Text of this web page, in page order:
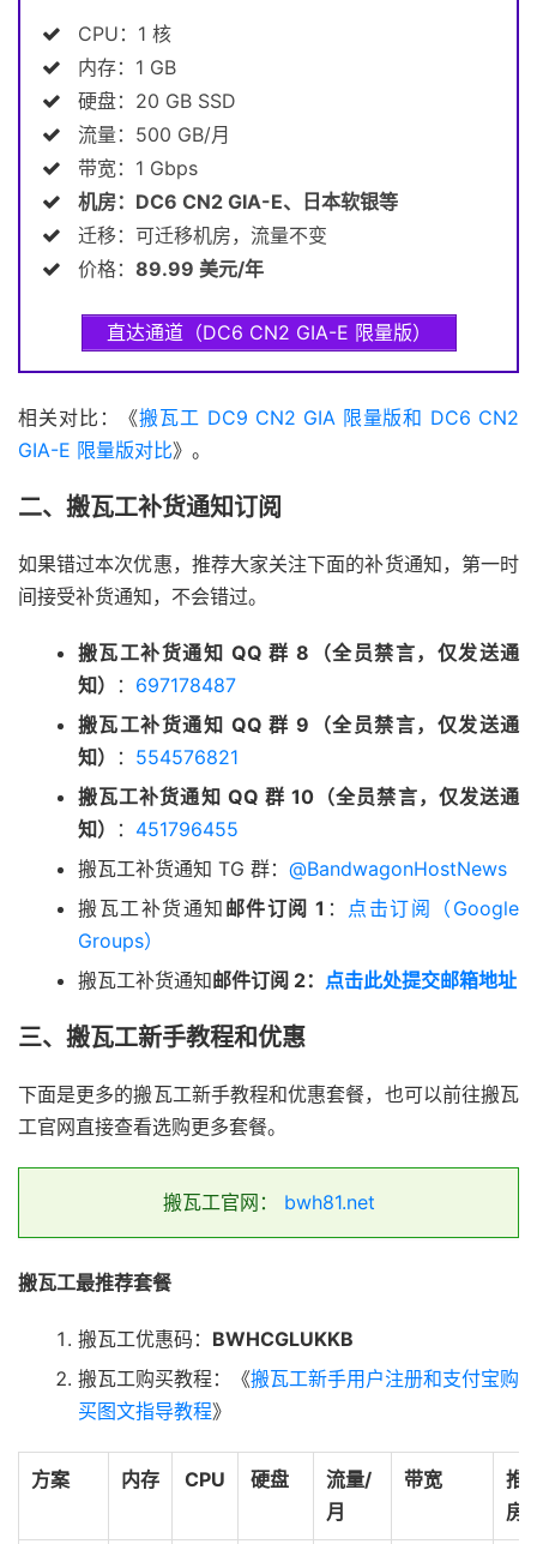
CPU：1 核
内存：1 GB
硬盘：20 GB SSD
流量：500 GB/月
带宽：1 Gbps
机房：DC6 CN2 GIA-E、日本软银等
迁移：可迁移机房，流量不变
价格： 89.99 美元/年
直达通道（DC6 CN2 GIA-E 限量版）
相关对比：《搬瓦工 DC9 CN2 GIA 限量版和 DC6 CN2
GIA-E 限量版对比》。
二、搬瓦工补货通知订阅
如果错过本次优惠，推荐大家关注下面的补货通知，第一时
间接受补货通知，不会错过。
搬瓦工补货通知 QQ 群 8（全员禁言，仅发送通
知）
： 697178487
搬瓦工补货通知 QQ 群 9（全员禁言，仅发送通
知）
： 554576821
搬瓦工补货通知 QQ 群 10（全员禁言，仅发送通
知）
： 451796455
搬瓦工补货通知 TG 群： @BandwagonHostNews
搬瓦工补货通知 邮件订阅 1 ： 点击订阅（Google
Groups）
搬瓦工补货通知邮件订阅 2： 点击此处提交邮箱地址
三、搬瓦工新手教程和优惠
下面是更多的搬瓦工新手教程和优惠套餐，也可以前往搬瓦
工官网直接查看选购更多套餐。
搬瓦工官网： bwh81.net
搬瓦工最推荐套餐
搬瓦工优惠码： BWHCGLUKKB
搬瓦工购买教程：《搬瓦工新手用户注册和支付宝购
买图文指导教程》
方案 内存 CPU 硬盘
流量/
月
带宽
推
房